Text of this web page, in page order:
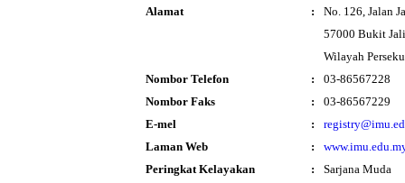
Alamat
:
No. 126, Jalan
57000 Bukit
Wilayah
Nombor Telefon
:
03-86567228
Nombor Faks
:
03-86567229
E-mel
:
Laman Web
:
Peringkat Kelayakan
:
Sarjana Muda